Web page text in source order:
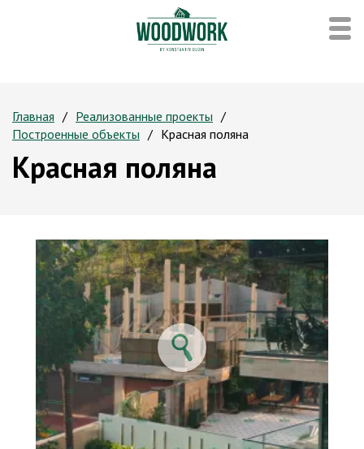
Главная
Реализованные проекты
Построенные объекты
Красная поляна
Красная поляна